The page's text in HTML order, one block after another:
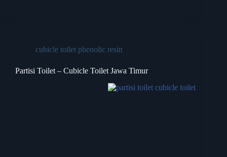
cubicle toilet phenolic resin
Partisi Toilet – Cubicle Toilet Jawa Timur